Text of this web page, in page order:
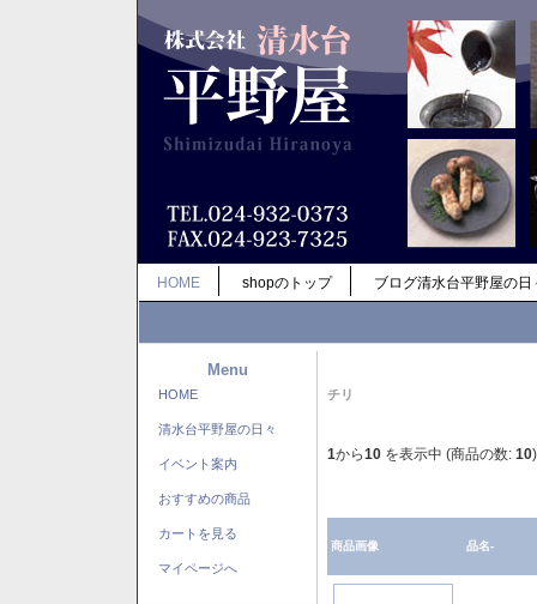
HOME shopのトップ ブログ清水台平野屋の日
Menu
HOME
清水台平野屋の日々
イベント案内
おすすめの商品
カートを見る
マイページへ
チリ
1から10 を表示中 (商品の数: 10)
商品画像 品名-